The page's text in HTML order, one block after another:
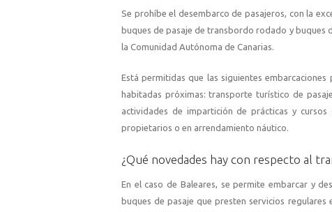
Se prohíbe el desembarco de pasajeros, con la
buques de pasaje de transbordo rodado y buques
la Comunidad Autónoma de Canarias.
Está permitidas que las siguientes
habitadas próximas: transporte turístico de
actividades de impartición de prácticas y
propietarios o en arrendamiento náutico.
¿Qué novedades hay con respecto al
En el caso de Baleares, se permite embarcar y
buques de pasaje que presten servicios